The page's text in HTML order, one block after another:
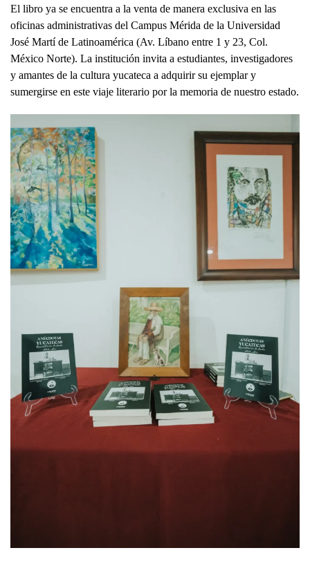
El libro ya se encuentra a la venta de manera exclusiva en las
oficinas administrativas del Campus Mérida de la Universidad
José Martí de Latinoamérica (Av. Líbano entre 1 y 23, Col.
México Norte). La institución invita a estudiantes, investigadores
y amantes de la cultura yucateca a adquirir su ejemplar y
sumergirse en este viaje literario por la memoria de nuestro estado.